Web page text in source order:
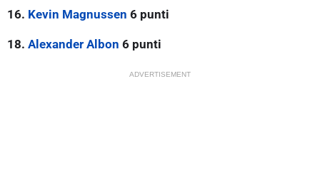
16. Kevin Magnussen 6 punti
18. Alexander Albon 6 punti
ADVERTISEMENT